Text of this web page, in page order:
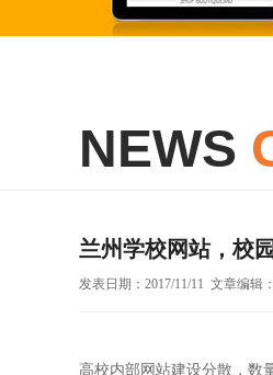
NEWS
兰州学校网站，校
发表日期：2017/11/11 文章编
高校内部网站建设分散，数